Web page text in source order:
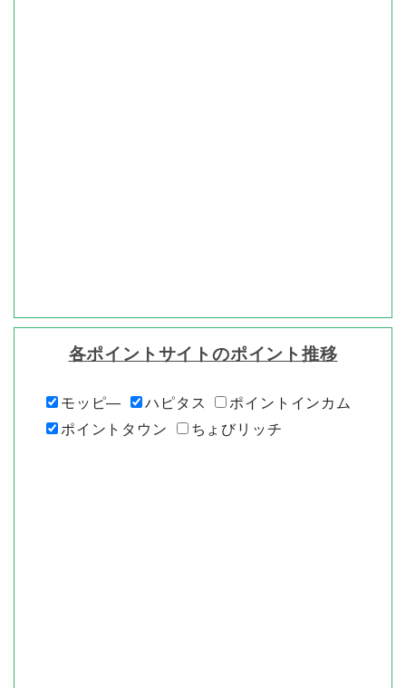
各ポイントサイトのポイント推移
モッピ― ハピタス
ポイントインカム
ポイントタウン
ちょびリッチ